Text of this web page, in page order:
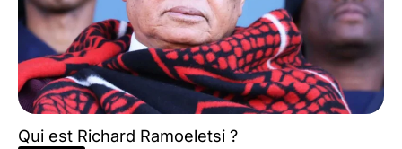
Qui est Richard Ramoeletsi ?